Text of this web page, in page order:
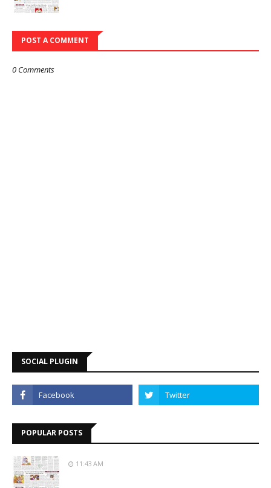
POST A COMMENT
0 Comments
SOCIAL PLUGIN
POPULAR POSTS
11:43 AM